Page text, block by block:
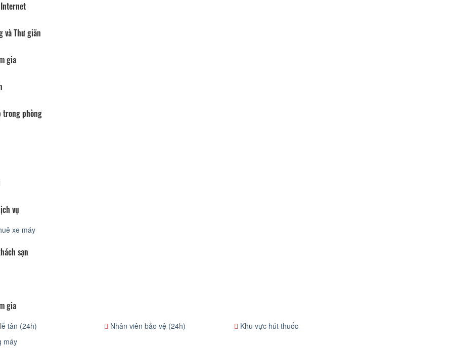
và Thư giãn
gia
trong phòng
vụ
xe máy
sạn
gia
tân (24h) Nhân viên bảo vệ (24h)
Khu vực hút thuốc
máy